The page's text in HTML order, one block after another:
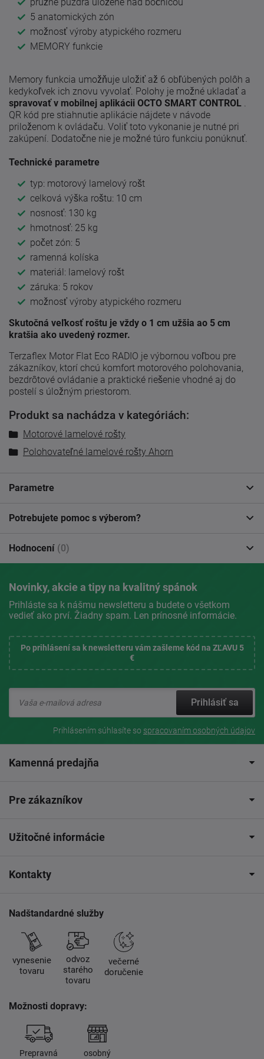
5 anatomických zón
možnosť výroby atypického rozmeru
MEMORY funkcie
Memory funkcia umožňuje uložiť až 6 obľúbených polôh a
kedykoľvek ich znovu vyvolať. Polohy je možné ukladať a
spravovať v mobilnej aplikácii OCTO SMART CONTROL .
QR kód pre stiahnutie aplikácie nájdete v návode
priloženom k ovládaču. Voliť toto vykonanie je nutné pri
zakúpení. Dodatočne nie je možné túro funkciu ponúknuť.
Technické parametre
typ: motorový lamelový rošt
celková výška roštu: 10 cm
nosnosť: 130 kg
hmotnosť: 25 kg
počet zón: 5
ramenná kolíska
materiál: lamelový rošt
záruka: 5 rokov
možnosť výroby atypického rozmeru
Skutočná veľkosť roštu je vždy o 1 cm užšia ao 5 cm
kratšia ako uvedený rozmer.
Terzaflex Motor Flat Eco RADIO je výbornou voľbou pre
zákazníkov, ktorí chcú komfort motorového polohovania,
bezdrôtové ovládanie a praktické riešenie vhodné aj do
postelí s úložným priestorom.
Produkt sa nachádza v kategóriách:
Motorové lamelové rošty
Polohovateľné lamelové rošty Ahorn
Parametre
Potrebujete pomoc s výberom?
Hodnocení (0)
Novinky, akcie a tipy na kvalitný spánok
Prihláste sa k nášmu newsletteru a budete o všetkom
vedieť ako prví. Žiadny spam. Len prínosné informácie.
Po prihlásení sa k newsletteru vám zašleme kód na ZĽAVU 5
€
Prihlásiť sa
Prihlásením súhlasíte so spracovaním osobných údajov
Kamenná predajňa
Pre zákazníkov
Užitočné informácie
Kontakty
Nadštandardné služby
vynesenie
tovaru
odvoz
starého
tovaru
večerné
doručenie
Možnosti dopravy:
Prepravná
osobný